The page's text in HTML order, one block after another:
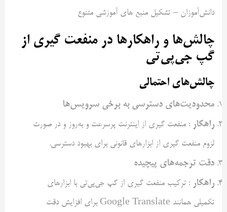
دانش‌آموزان – تشکیل منبع های آموزشی متنوع
چالش‌ها و راهکارها در منفعت گیری از
گپ جی‌پی‌تی
چالش‌های احتمالی
محدودیت‌های دسترسی به برخی سرویس‌ها
راهکار : منفعت گیری از اینترنت پرسرعت و به‌روز و در صورت
لزوم منفعت گیری از ابزارهای قانونی برای بهبود دسترسی.
دقت ترجمه‌های پیچیده
راهکار : ترکیب منفعت گیری از گپ جی‌پی‌تی با ابزارهای
تکمیلی همانند Google Translate برای افزایش دقت